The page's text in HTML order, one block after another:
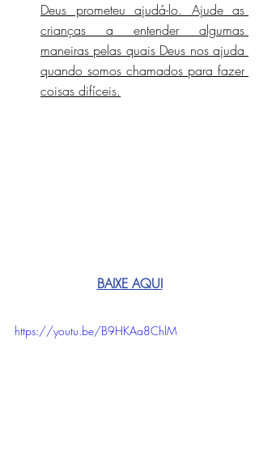
Deus prometeu ajudá-lo. Ajude as
crianças a entender algumas
maneiras pelas quais Deus nos ajuda
quando somos chamados para fazer
coisas difíceis.
BAIXE AQUI
https://youtu.be/B9HKAa8ChlM